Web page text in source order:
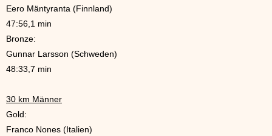
Eero Mäntyranta (Finnland)
47:56,1 min
Bronze:
Gunnar Larsson (Schweden)
48:33,7 min
30 km Männer
Gold:
Franco Nones (Italien)